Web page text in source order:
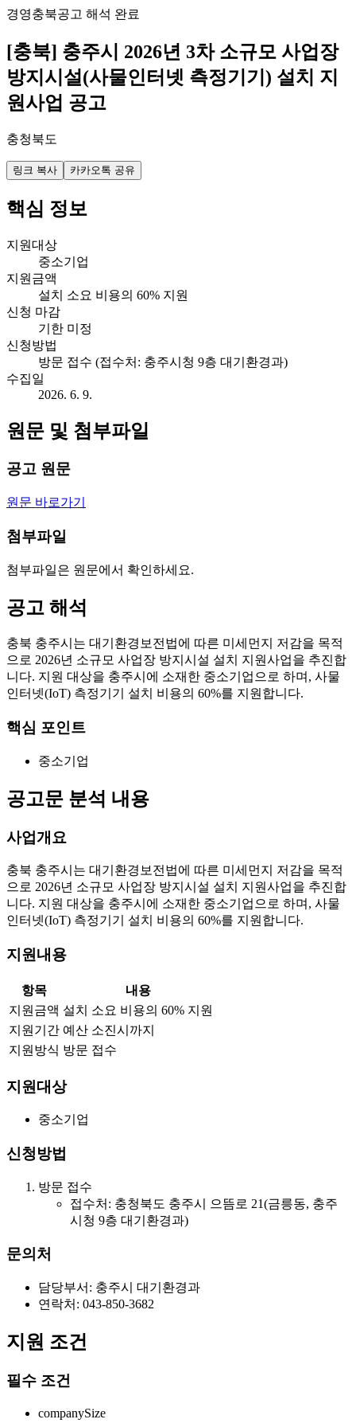
경영충북공고 해석 완료
[충북] 충주시 2026년 3차 소규모 사업장
방지시설(사물인터넷 측정기기) 설치 지
원사업 공고
충청북도
링크 복사 카카오톡 공유
핵심 정보
지원대상
중소기업
지원금액
설치 소요 비용의 60% 지원
신청 마감
기한 미정
신청방법
방문 접수 (접수처: 충주시청 9층 대기환경과)
수집일
2026. 6. 9.
원문 및 첨부파일
공고 원문
원문 바로가기
첨부파일
첨부파일은 원문에서 확인하세요.
공고 해석
충북 충주시는 대기환경보전법에 따른 미세먼지 저감을 목적
으로 2026년 소규모 사업장 방지시설 설치 지원사업을 추진합
니다. 지원 대상을 충주시에 소재한 중소기업으로 하며, 사물
인터넷(IoT) 측정기기 설치 비용의 60%를 지원합니다.
핵심 포인트
중소기업
공고문 분석 내용
사업개요
충북 충주시는 대기환경보전법에 따른 미세먼지 저감을 목적
으로 2026년 소규모 사업장 방지시설 설치 지원사업을 추진합
니다. 지원 대상을 충주시에 소재한 중소기업으로 하며, 사물
인터넷(IoT) 측정기기 설치 비용의 60%를 지원합니다.
지원내용
항목
내용
지원금액 설치 소요 비용의 60% 지원
지원기간 예산 소진시까지
지원방식 방문 접수
지원대상
중소기업
신청방법
방문 접수
접수처: 충청북도 충주시 으뜸로 21(금릉동, 충주
시청 9층 대기환경과)
문의처
담당부서: 충주시 대기환경과
연락처: 043-850-3682
지원 조건
필수 조건
companySize